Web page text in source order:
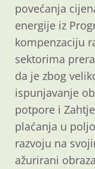
povećanja
energije iz
kompenzaciju
sektorima
da je zbog
ispunjavanje
potpore i
plaćanja u
razvoju na
ažurirani